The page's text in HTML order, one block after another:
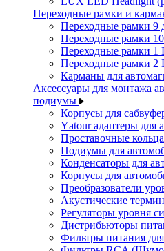
Переходные рамки и
Переходные рамки
Переходные рамки
Переходные рамки 1
Переходные рамки 2
Карманы для
Аксессуары для монтажа
подиумы
Корпусы для
Yаtour адаптеры для
Проставочные кольца
Подиумы для
Конденсаторы для
Корпусы для
Преобразователи
Акустические
Регуляторы уровня
Дистрибьюторы
Фильтры питания